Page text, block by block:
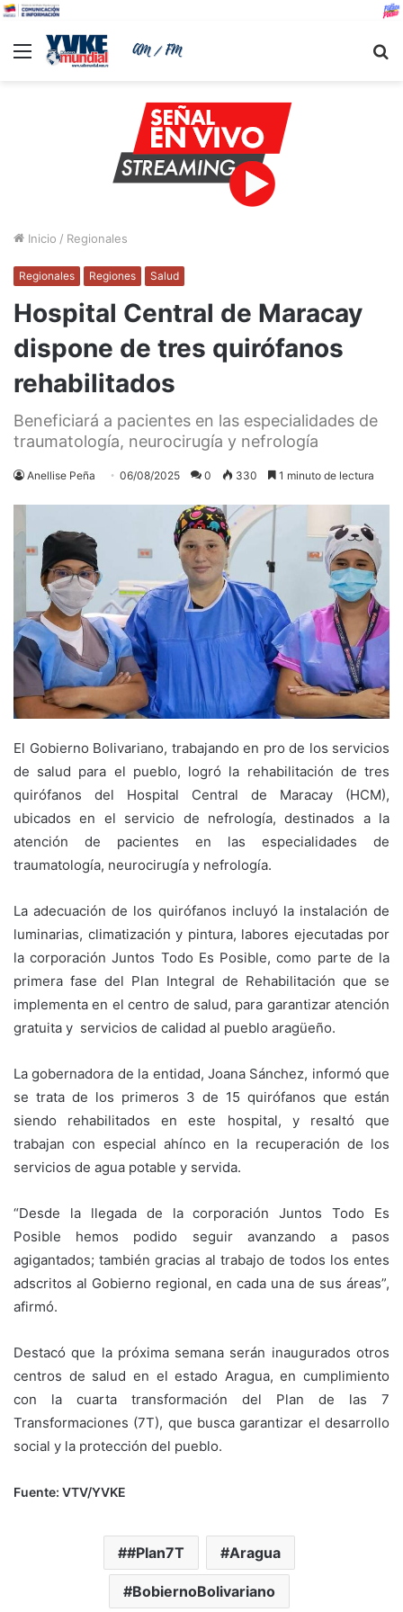
Menu
Inicio / Regionales
Regionales Regiones Salud
Hospital Central de Maracay
dispone de tres quirófanos
rehabilitados
Beneficiará a pacientes en las especialidades de
traumatología, neurocirugía y nefrología
Anellise Peña 06/08/2025 0 330 1 minuto de lectura
El Gobierno Bolivariano, trabajando en pro de los servicios
de salud para el pueblo, logró la rehabilitación de tres
quirófanos del Hospital Central de Maracay (HCM),
ubicados en el servicio de nefrología, destinados a la
atención de pacientes en las especialidades de
traumatología, neurocirugía y nefrología.
La adecuación de los quirófanos incluyó la instalación de
luminarias, climatización y pintura, labores ejecutadas por
la corporación Juntos Todo Es Posible, como parte de la
primera fase del Plan Integral de Rehabilitación que se
implementa en el centro de salud, para garantizar atención
gratuita y servicios de calidad al pueblo aragüeño.
La gobernadora de la entidad, Joana Sánchez, informó que
se trata de los primeros 3 de 15 quirófanos que están
siendo rehabilitados en este hospital, y resaltó que
trabajan con especial ahínco en la recuperación de los
servicios de agua potable y servida.
“Desde la llegada de la corporación Juntos Todo Es
Posible hemos podido seguir avanzando a pasos
agigantados; también gracias al trabajo de todos los entes
adscritos al Gobierno regional, en cada una de sus áreas”,
afirmó.
Destacó que la próxima semana serán inaugurados otros
centros de salud en el estado Aragua, en cumplimiento
con la cuarta transformación del Plan de las 7
Transformaciones (7T), que busca garantizar el desarrollo
social y la protección del pueblo.
Fuente: VTV/YVKE
#Plan7T Aragua
BobiernoBolivariano